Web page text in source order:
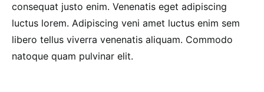
consequat justo enim. Venenatis eget adipiscing
luctus lorem. Adipiscing veni amet luctus enim sem
libero tellus viverra venenatis aliquam. Commodo
natoque quam pulvinar elit.